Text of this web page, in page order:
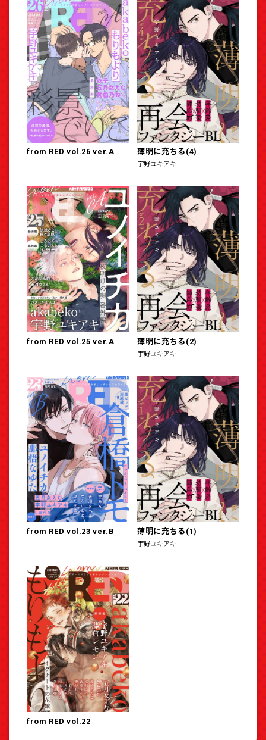
from RED vol.26 ver.A 薄明に充ちる(4)
宇野ユキアキ
from RED vol.25 ver.A 薄明に充ちる(2)
宇野ユキアキ
from RED vol.23 ver.B 薄明に充ちる(1)
宇野ユキアキ
from RED vol.22